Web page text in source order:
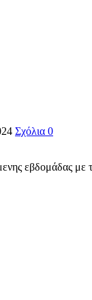
Σχόλια 0
εβδομάδας με